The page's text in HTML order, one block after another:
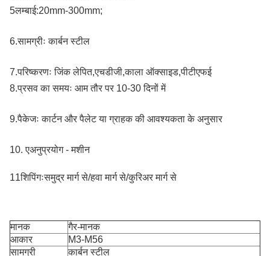
5लम्बाई:20mm-300mm;
6.सामग्रीः कार्बन स्टील
7.परिष्करणः जिंक लेपित,एचडीजी,काला ऑक्साइड,पीटीएफई
8.प्रसव का समयः आम तौर पर 10-30 दिनों में
9.पैकेजः कार्टन और पैलेट या ग्राहक की आवश्यकता के अनुसार
10. एअनुप्रयोग - मशीन
11शिपिंगःसमुद्र मार्ग से/हवा मार्ग से/कुरिअर मार्ग से
मानक
गैर-मानक
आकार
M3-M56
सामग्री
कार्बन स्टील